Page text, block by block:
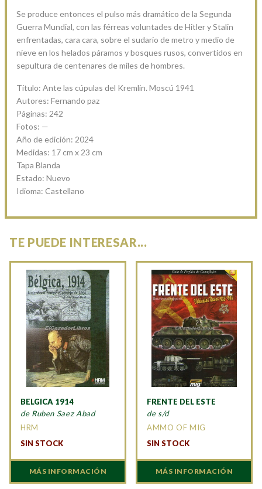
Se produce entonces el pulso más dramático de la Segunda
Guerra Mundial, con las férreas voluntades de Hitler y Stalin
enfrentadas, cara cara, sobre el sudario de metro y medio de
nieve en los helados páramos y bosques rusos, convertidos en
sepultura de centenares de miles de hombres.
Título: Ante las cúpulas del Kremlin. Moscú 1941
Autores: Fernando paz
Páginas: 242
Fotos: —
Año de edición: 2024
Medidas: 17 cm x 23 cm
Tapa Blanda
Estado: Nuevo
Idioma: Castellano
TE PUEDE INTERESAR...
BELGICA 1914
de Ruben Saez Abad
HRM
SIN STOCK
MÁS INFORMACIÓN
FRENTE DEL ESTE
de s/d
AMMO OF MIG
SIN STOCK
MÁS INFORMACIÓN